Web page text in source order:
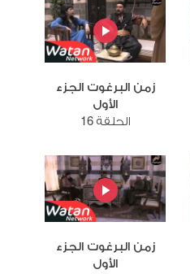
زمن البرغوت الجزء
الأول
الحلقة 16
زمن البرغوت الجزء
الأول